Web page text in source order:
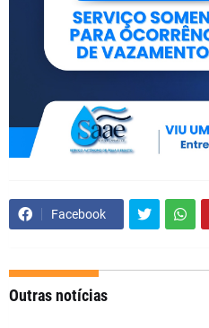
Facebook
Outras notícias